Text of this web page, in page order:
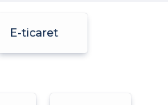
E-ticaret